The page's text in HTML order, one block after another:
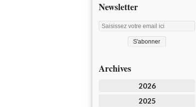
Newsletter
Archives
2026
2025